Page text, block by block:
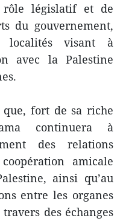
rôle législatif et de
du gouvernement,
localités visant à
avec la Palestine
que, fort de sa riche
continuera à
des relations
amicale
ainsi qu’au
entre les organes
des échanges